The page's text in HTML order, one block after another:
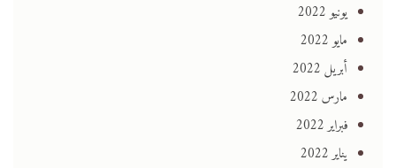
يونيو 2022
مايو 2022
أبريل 2022
مارس 2022
فبراير 2022
يناير 2022